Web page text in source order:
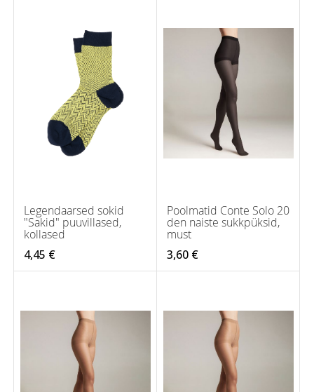
Legendaarsed sokid
"Sakid" puuvillased,
kollased
4,45 €
Poolmatid Conte Solo 20
den naiste sukkpüksid,
must
3,60 €